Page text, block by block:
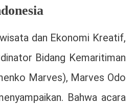
dan Ekonomi Kreatif,
Bidang Kemaritiman
Marves), Marves Odo
Bahwa acara